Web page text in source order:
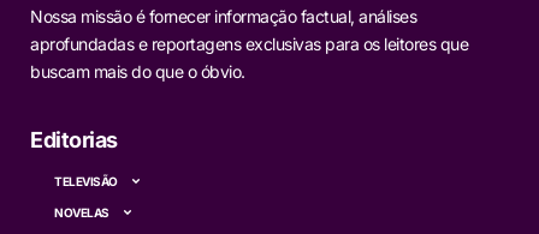
Nossa missão é fornecer informação factual, análises
aprofundadas e reportagens exclusivas para os leitores que
buscam mais do que o óbvio.
Editorias
TELEVISÃO
NOVELAS